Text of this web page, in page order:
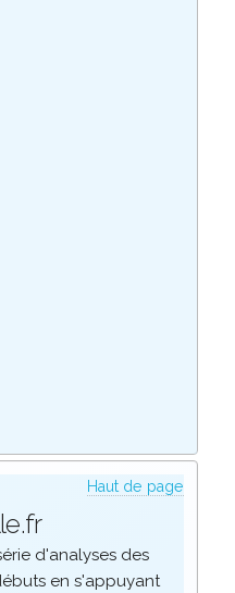
Haut de page
d'analyses des
en s'appuyant